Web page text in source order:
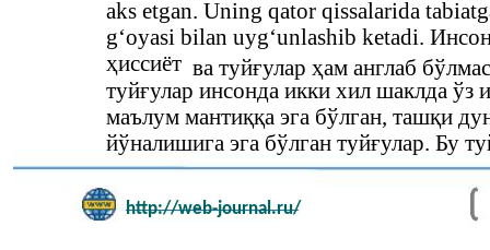
http://web-journal.ru/
aks etgan. Uning qator qissalarida
g‘oyasi bilan uyg‘unlashib ketadi.
ҳиссиёт ва туйғулар ҳам англаб
туйғулар инсонда икки хил шаклда ўз
маълум мантиққа эга бўлган, ташқи
йўналишига эга бўлган туйғулар. Бу